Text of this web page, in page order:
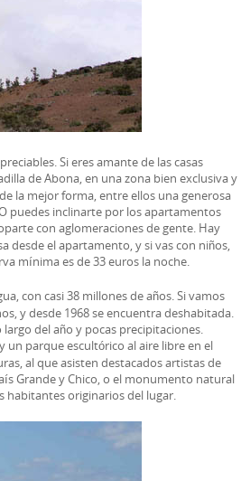
Si eres amante de las casas
de Abona, en una zona bien exclusiva y
la mejor forma, entre ellos una generosa
puedes inclinarte por los apartamentos
con aglomeraciones de gente. Hay
desde el apartamento, y si vas con niños,
mínima es de 33 euros la noche.
con casi 38 millones de años. Si vamos
y desde 1968 se encuentra deshabitada.
del año y pocas precipitaciones.
y un parque escultórico al aire libre en el
al que asisten destacados artistas de
Grande y Chico, o el monumento natural
habitantes originarios del lugar.